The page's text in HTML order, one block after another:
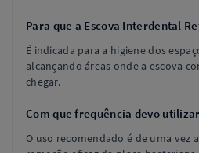
Para que a Escova Interdental
É indicada para a higiene dos
alcançando áreas onde a escova
chegar.
Com que frequência devo
O uso recomendado é de uma vez